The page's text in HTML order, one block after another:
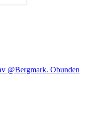
@Bergmark. Obunden